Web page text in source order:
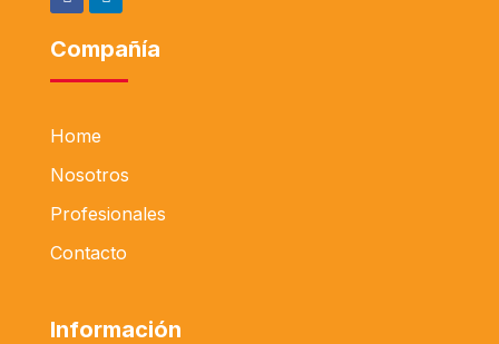
Compañía
Home
Nosotros
Profesionales
Contacto
Información